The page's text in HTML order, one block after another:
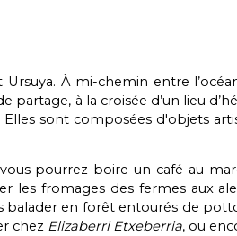
À mi-chemin entre
partage, à la croisée d’un lieu
sont composées d'objets
pourrez boire un café au
les fromages des fermes aux
balader en forêt entourés de
chez Elizaberri Etxeberria, ou